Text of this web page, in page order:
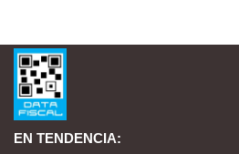
EN TENDENCIA: